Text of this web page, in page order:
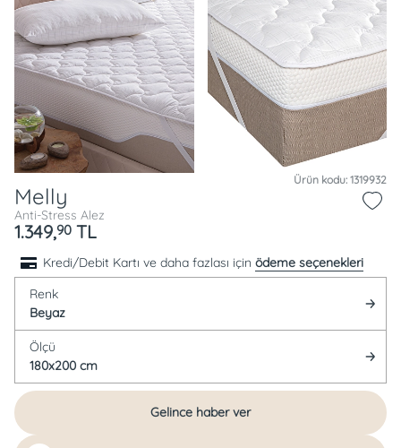
Ürün kodu: 1319932
Melly
Anti-Stress Alez
1.349,90 TL
Kredi/Debit Kartı ve daha fazlası için ödeme seçenekleri
Renk
Beyaz
Ölçü
180x200 cm
Gelince haber ver